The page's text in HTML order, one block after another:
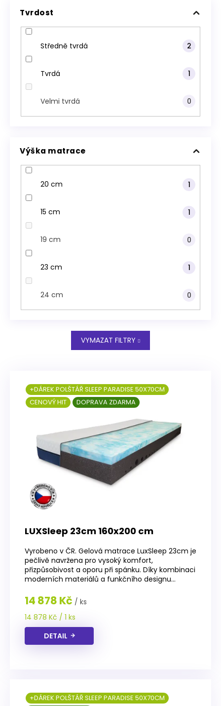
Tvrdost
Středně tvrdá 2
Tvrdá 1
Velmi tvrdá 0
Výška matrace
20 cm 1
15 cm 1
19 cm 0
23 cm 1
24 cm 0
VYMAZAT FILTRY
LUXSleep 23cm 160x200 cm
+DÁREK POLŠTÁŘ SLEEP PARADISE 50X70CM
CENOVÝ HIT
DOPRAVA ZDARMA
Vyrobeno v ČR. Gelová matrace LuxSleep 23cm je
pečlivě navržena pro vysoký komfort,
přizpůsobivost a oporu při spánku. Díky kombinaci
moderních materiálů a funkčního designu...
14 878 Kč / ks
Měrná
cena:
14 878 Kč / 1 ks
DETAIL
+DÁREK POLŠTÁŘ SLEEP PARADISE 50X70CM